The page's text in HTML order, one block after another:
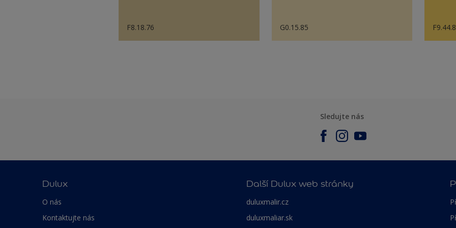
F8.18.76 G0.15.85
Sledujte nás
Dulux
O nás
Kontaktujte nás
Další Dulux web stránky
duluxmalir.cz
duluxmaliar.sk